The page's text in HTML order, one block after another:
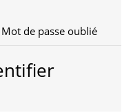
Mot de passe oublié